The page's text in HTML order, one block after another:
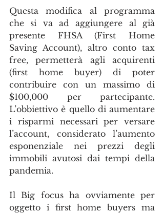
Questa modifica al programma
che si va ad aggiungere al già
presente FHSA (First Home
Saving Account), altro conto tax
free, permetterà agli acquirenti
(first home buyer) di poter
contribuire con un massimo di
$100,000 per partecipante.
L’obbiettivo è quello di aumentare
i risparmi necessari per versare
l’account, considerato l’aumento
esponenziale nei prezzi degli
immobili avutosi dai tempi della
pandemia.
Il Big focus ha ovviamente per
oggetto i first home buyers ma